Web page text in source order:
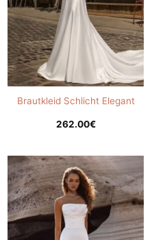
Brautkleid Schlicht Elegant
262.00€